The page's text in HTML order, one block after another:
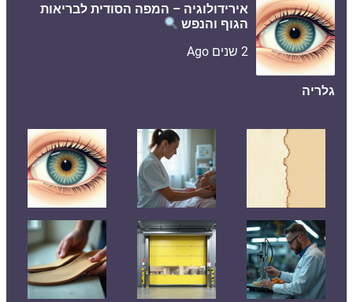
אירידולוגיה – המפה הסודית לבריאות
הגוף והנפש
2 שנים Ago
גלריה